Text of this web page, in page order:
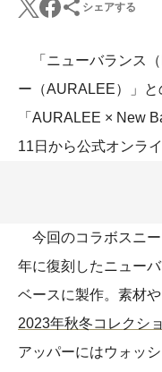
シェアする
「ニューバランス（
ー（AURALEE）」
「AURALEE × New
11日から公式オンラ
今回のコラボスニ
年に復刻したニュー
ベースに製作。素材
2023年秋冬コレクシ
アッパーにはウォッ